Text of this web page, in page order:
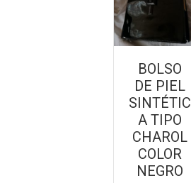
BOLSO
DE PIEL
SINTÉTIC
A TIPO
CHAROL
COLOR
NEGRO